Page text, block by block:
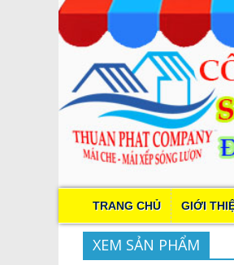
TRANG CHỦ GIỚI
XEM SẢN PHẨM